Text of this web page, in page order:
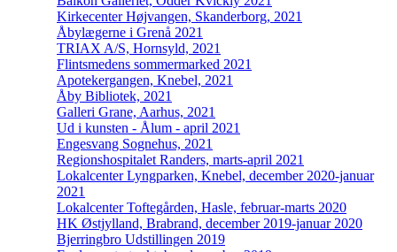
Kirkecenter Højvangen, Skanderborg, 2021
Åbylægerne i Grenå 2021
TRIAX A/S, Hornsyld, 2021
Flintsmedens sommermarked 2021
Apotekergangen, Knebel, 2021
Åby Bibliotek, 2021
Galleri Grane, Aarhus, 2021
Ud i kunsten - Ålum - april 2021
Engesvang Sognehus, 2021
Regionshospitalet Randers, marts-april 2021
Lokalcenter Lyngparken, Knebel, december 2020-januar
2021
Lokalcenter Toftegården, Hasle, februar-marts 2020
HK Østjylland, Brabrand, december 2019-januar 2020
Bjerringbro Udstillingen 2019